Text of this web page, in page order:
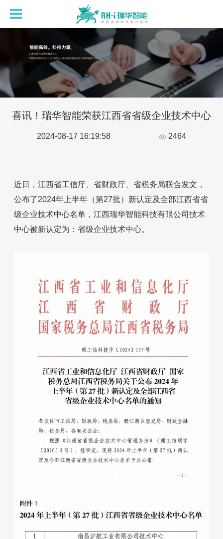
喜讯！瑞华智能荣获江西省省级企业技术中心
2024-08-17 16:19:58 2464
近日，江西省工信厅、省财政厅、省税务局联合发文，
公布了2024年上半年（第27批）新认定及全部江西省省
级企业技术中心名单，江西瑞华智能科技有限公司技术
中心被新认定为：省级企业技术中心。